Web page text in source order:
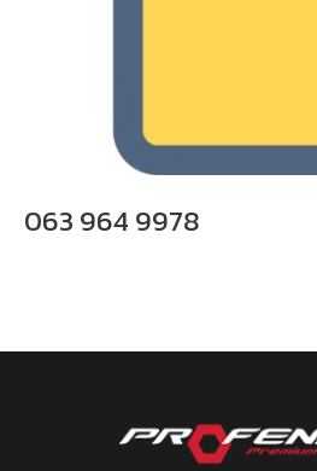
063 964 9978